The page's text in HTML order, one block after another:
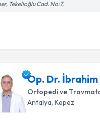
Tekelioğlu Cad. No:7,
Op. Dr.
Ortopedi ve
Antalya, Kepez